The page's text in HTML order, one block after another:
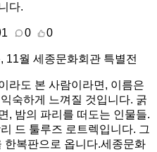
다.
0 0
11월 세종문화회관 특별전
라도 본 사람이라면, 이름은
숙하게 느껴질 것입니다. 굵
, 밤의 파리를 떠도는 인물들.
드 툴루즈 로트렉입니다. 그
한복판으로 옵니다.세종문화